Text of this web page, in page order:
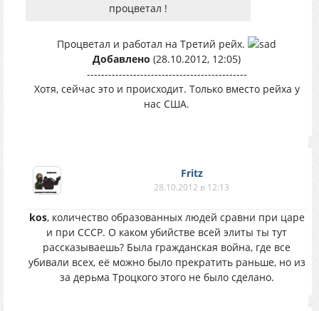
процветал !
Процветал и работал на Третий рейх.
Добавлено (28.10.2012, 12:05)
---------------------------------------------
Хотя, сейчас это и происходит. Только вместо рейха у
нас США.
Fritz
28.10.2012 в 12:13
kos, количество образованных людей сравни при царе
и при СССР. О каком убийстве всей элиты ты тут
рассказываешь? Была гражданская война, где все
убивали всех, её можно было прекратить раньше, но из
за дерьма Троцкого этого не было сделано.